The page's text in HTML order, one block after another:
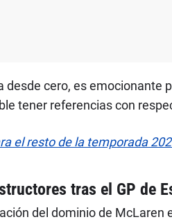
desde cero, es
tener referencias con
el resto de la temporada
tras el GP de
del dominio de